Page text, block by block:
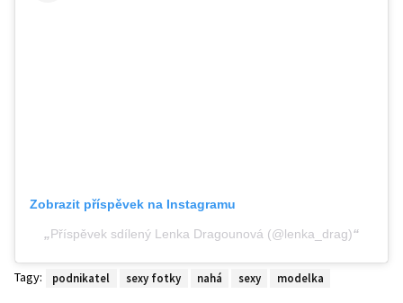
Zobrazit příspěvek na Instagramu
Příspěvek sdílený Lenka Dragounová (@lenka_drag)
Tagy: podnikatel sexy fotky nahá sexy modelka